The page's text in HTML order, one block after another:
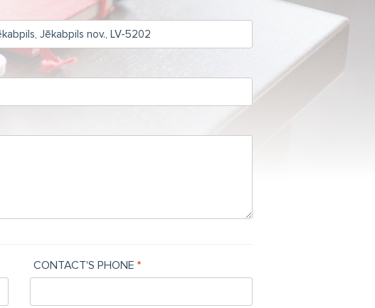
CONTACT'S PHONE